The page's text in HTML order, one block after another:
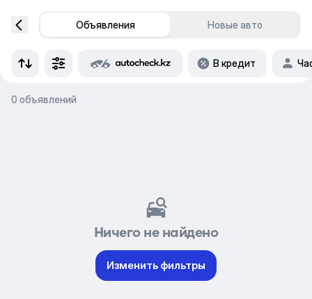
Объявления Новые авто
В кредит
0 объявлений
Ничего не найдено
Изменить фильтры